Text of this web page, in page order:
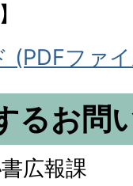
(PDFファ
るお問
広報課